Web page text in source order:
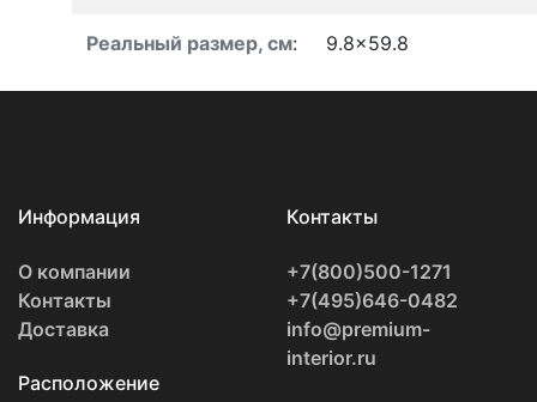
Реальный размер, см: 9.8x59.8
Информация
О компании
Контакты
Доставка
Контакты
+7(800)500-1271
+7(495)646-0482
info@premium-
interior.ru
Расположение